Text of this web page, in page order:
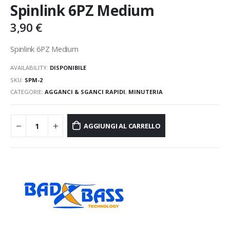
Spinlink 6PZ Medium
3,90 €
Spinlink 6PZ Medium
AVAILABILITY: DISPONIBILE
SKU: SPM-2
CATEGORIE: AGGANCI & SGANCI RAPIDI, MINUTERIA
AGGIUNGI AL CARRELLO